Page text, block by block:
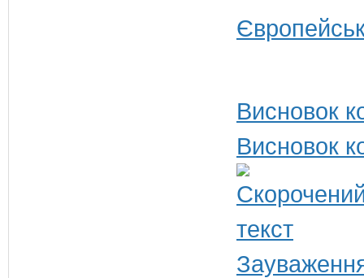
Висновок
Висновок